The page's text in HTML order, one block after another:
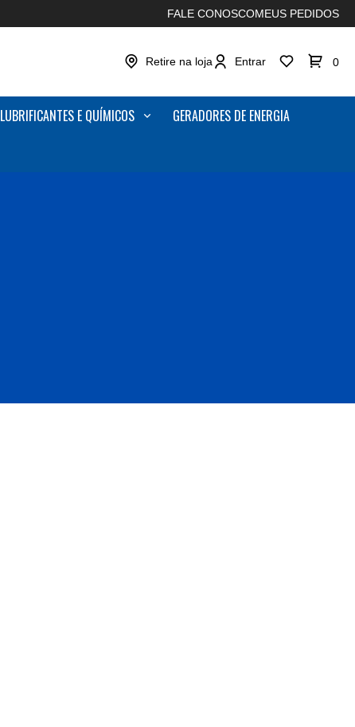
FALE CONOSCOMEUS PEDIDOS
Retire na loja Entrar 0
LUBRIFICANTES E QUÍMICOS GERADORES DE ENERGIA